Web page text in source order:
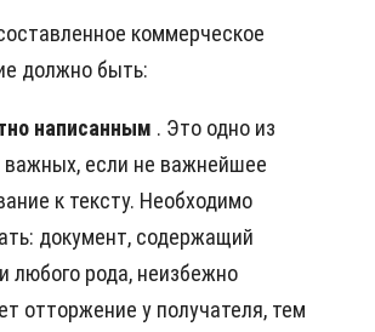
коммерческое
должно быть:
написанным . Это одно из
если не важнейшее
к тексту. Необходимо
документ, содержащий
любого рода, неизбежно
отторжение у получателя, тем